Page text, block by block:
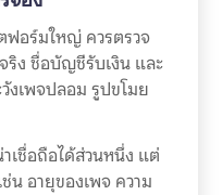
ฟอร์มใหญ่ ควรตรวจ
ริง ชื่อบัญชีรับเงิน และ
งเพจปลอม รูปขโมย
เชื่อถือได้ส่วนหนึ่ง แต่
อายุของเพจ ความ